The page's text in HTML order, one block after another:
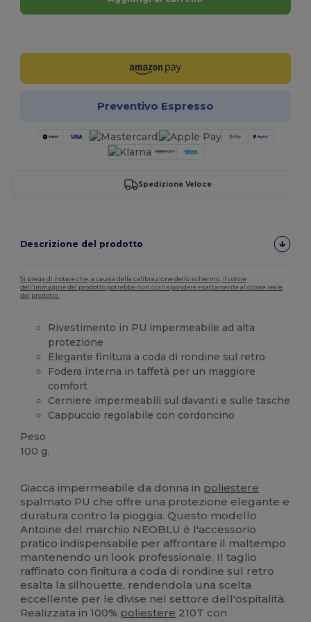
Preventivo Espresso
Spedizione Veloce
Descrizione del prodotto
Si prega di notare che, a causa della calibrazione dello schermo, il colore
dell'immagine del prodotto potrebbe non corrispondere esattamente al colore reale
del prodotto.
Rivestimento in PU impermeabile ad alta
protezione
Elegante finitura a coda di rondine sul retro
Fodera interna in taffetà per un maggiore
comfort
Cerniere impermeabili sul davanti e sulle tasche
Cappuccio regolabile con cordoncino
Peso
100 g.
Giacca impermeabile da donna in poliestere
spalmato PU che offre una protezione elegante e
duratura contro la pioggia. Questo modello
Antoine del marchio NEOBLU è l'accessorio
pratico indispensabile per affrontare il maltempo
mantenendo un look professionale. Il taglio
raffinato con finitura a coda di rondine sul retro
esalta la silhouette, rendendola una scelta
eccellente per le divise nel settore dell'ospitalità.
Realizzata in 100% poliestere 210T con